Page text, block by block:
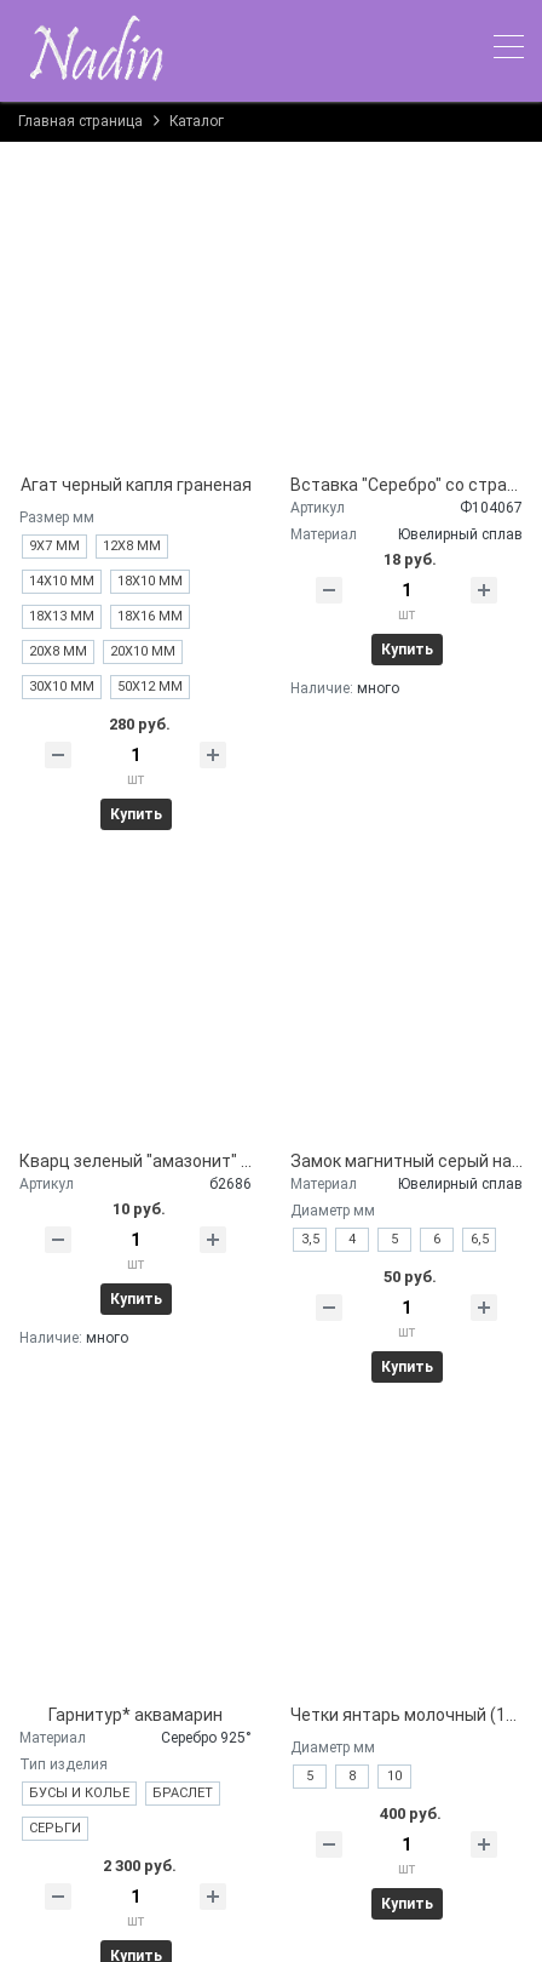
Главная страница Каталог
Агат черный капля граненая
Размер мм
9Х7 ММ 12Х8 ММ
14Х10 ММ 18Х10 ММ
18Х13 ММ 18Х16 ММ
20Х8 ММ 20Х10 ММ
30Х10 ММ 50Х12 ММ
280 руб.
шт
Купить
Артикул
Ф104067
Материал
Ювелирный сплав
18 руб.
шт
Купить
Наличие: много
Кварц зеленый "амазонит" ф8 мм
Артикул б2686
10 руб.
шт
Купить
Наличие: много
Замок магнитный серый на шнур
Материал
Ювелирный сплав
Диаметр мм
3,5 4 5 6 6,5
50 руб.
шт
Купить
Гарнитур* аквамарин
Материал
Серебро 925°
Тип изделия
БУСЫ И КОЛЬЕ БРАСЛЕТ
СЕРЬГИ
2 300 руб.
шт
Купить
Диаметр мм
5 8 10
400 руб.
шт
Купить